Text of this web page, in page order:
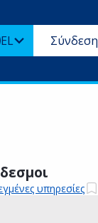
EL Σύνδεση
υπηρεσίες